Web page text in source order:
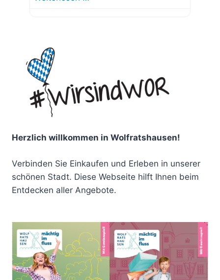
Herzlich willkommen in Wolfratshausen!
Verbinden Sie Einkaufen und Erleben in unserer
schönen Stadt. Diese Webseite hilft Ihnen beim
Entdecken aller Angebote.